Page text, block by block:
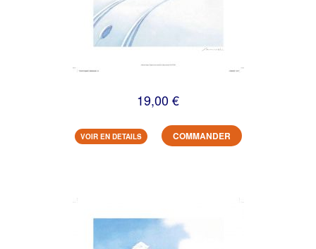
19,00 €
VOIR EN DETAILS COMMANDER